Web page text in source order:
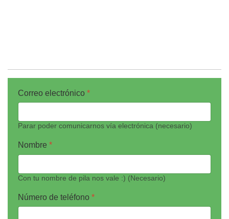
Correo electrónico *
Parar poder comunicarnos vía electrónica (necesario)
Nombre *
Con tu nombre de pila nos vale :) (Necesario)
Número de teléfono *